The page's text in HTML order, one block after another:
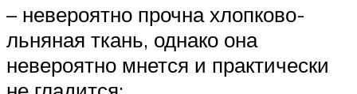
– невероятно прочна хлопково-
льняная ткань, однако она
невероятно мнется и практически